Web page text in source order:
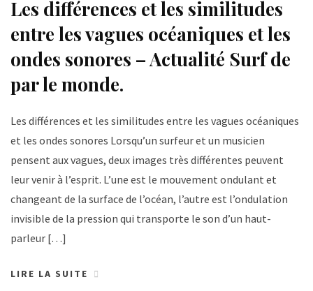
Les différences et les similitudes
entre les vagues océaniques et les
ondes sonores – Actualité Surf de
par le monde.
Les différences et les similitudes entre les vagues océaniques
et les ondes sonores Lorsqu’un surfeur et un musicien
pensent aux vagues, deux images très différentes peuvent
leur venir à l’esprit. L’une est le mouvement ondulant et
changeant de la surface de l’océan, l’autre est l’ondulation
invisible de la pression qui transporte le son d’un haut-
parleur […]
LIRE LA SUITE